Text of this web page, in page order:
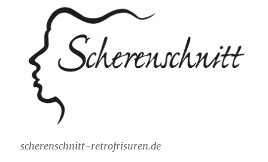
scherenschnitt-retrofrisuren.de